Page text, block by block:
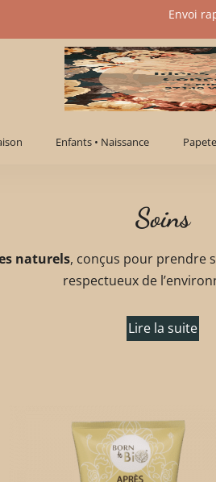
Envoi
Enfants • Naissance
Soins
naturels, conçus pour prendre
respectueux de
Lire la suite